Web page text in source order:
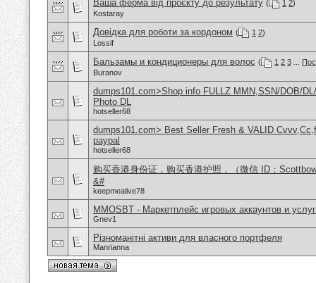
Ваша ферма від проєкту до результату ( 1 2)
Kostaray
Довідка для роботи за кордоном ( 1 2)
Lossif
Бальзамы и кондиционеры для волос ( 1 2 3
Buranov
dumps101.com>Shop info FULLZ MMN,SSN/DOB/
Photo DL
hotseller68
dumps101.com> Best Seller Fresh & VALID
paypal
hotseller68
购买香港身份证，购买香港护照，（微信 ID：
&#
keepmealive78
MMOSBT - Маркетплейс игровых аккаунтов и услуг
Gnev1
Різноманітні активи для власного портфеля
Manrianna